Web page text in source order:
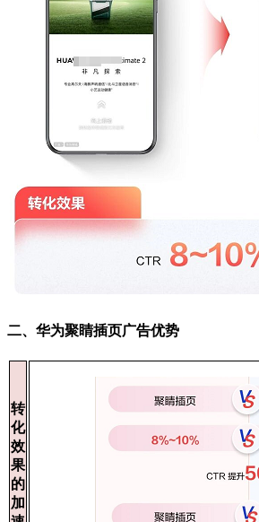
二、华为聚睛插页广告优势
转
化
效
果
的
加